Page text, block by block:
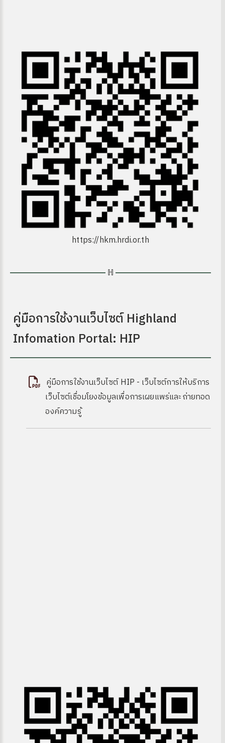
https://hkm.hrdi.or.th
คู่มือการใช้งานเว็บไซต์ Highland
Infomation Portal: HIP
คู่มือการใช้งานเว็บไซต์ HIP - เว็บไซต์การให้บริการ
เว็บไซต์เชื่อมโยงข้อมูลเพื่อการเผยแพร่และถ่ายทอด
องค์ความรู้